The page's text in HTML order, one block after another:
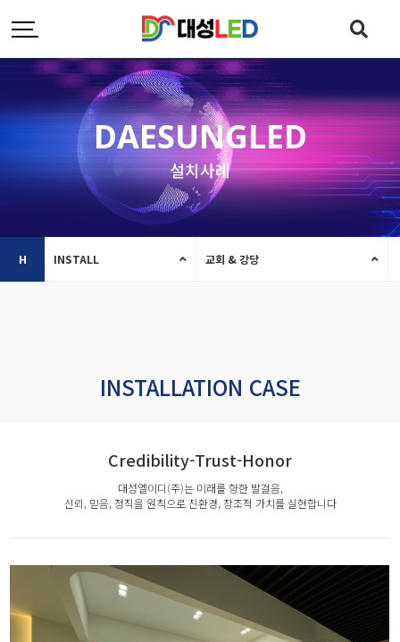
DAESUNGLED
설치사례
H INSTALL 교회 & 강당
INSTALLATION CASE
Credibility-Trust-Honor
대성엘이디(주)는 미래를 향한 발걸음,
신뢰, 믿음, 정직을 원칙으로 친환경, 창조적 가치를 실현합니다